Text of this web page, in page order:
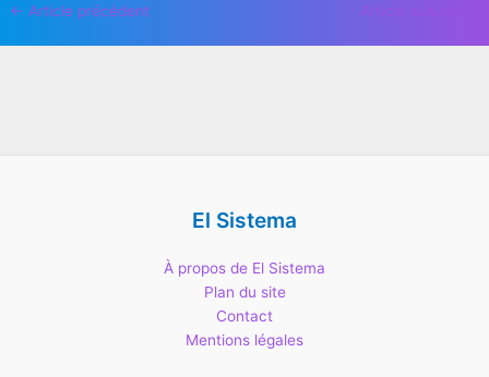
Navigation
← Article précédent Article suivant
El Sistema
À propos de El Sistema
Plan du site
Contact
Mentions légales